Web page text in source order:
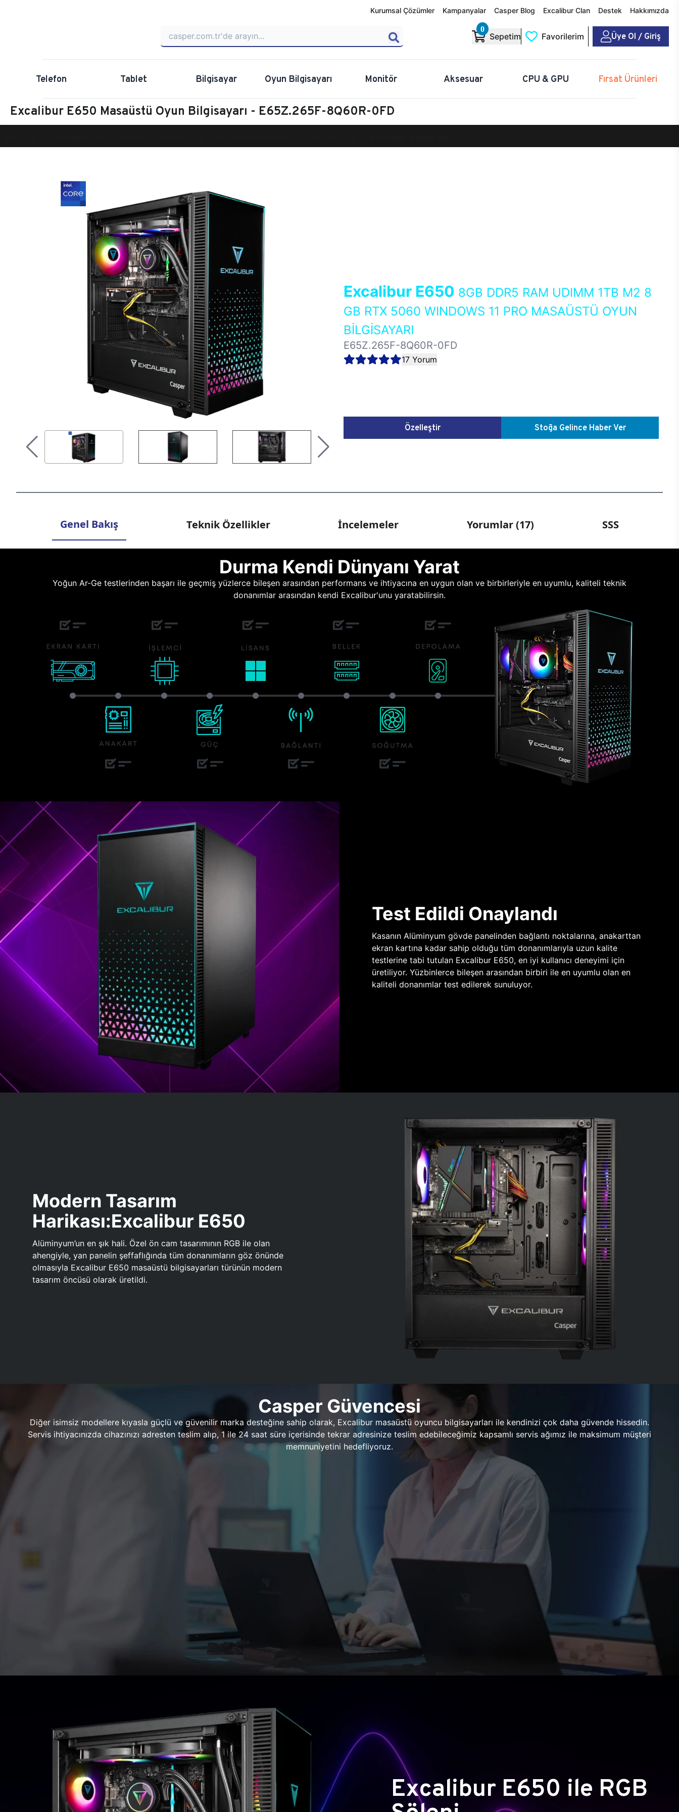
Kurumsal Çözümler Kampanyalar Casper Blog Excalibur Clan Destek Hakkımızda
0
Sepetim Favorilerim Üye Ol / Giriş
Telefon Tablet Bilgisayar Oyun Bilgisayarı Monitör Aksesuar CPU & GPU Fırsat Ürünleri
Excalibur E650 Masaüstü Oyun Bilgisayarı - E65Z.265F-8Q60R-0FD
Excalibur E650 8GB DDR5 RAM UDIMM 1TB M2 8
GB RTX 5060 WINDOWS 11 PRO MASAÜSTÜ OYUN
BİLGİSAYARI
E65Z.265F-8Q60R-0FD
17 Yorum
Özelleştir Stoğa Gelince Haber Ver
Genel Bakış Teknik Özellikler İncelemeler Yorumlar (17) SSS
Durma Kendi Dünyanı Yarat
Yoğun Ar-Ge testlerinden başarı ile geçmiş yüzlerce bileşen arasından performans ve ihtiyacına en uygun olan ve birbirleriyle en uyumlu, kaliteli teknik
donanımlar arasından kendi Excalibur'unu yaratabilirsin.
Test Edildi Onaylandı
Kasanın Alüminyum gövde panelinden bağlantı noktalarına, anakarttan
ekran kartına kadar sahip olduğu tüm donanımlarıyla uzun kalite
testlerine tabi tutulan Excalibur E650, en iyi kullanıcı deneyimi için
üretiliyor. Yüzbinlerce bileşen arasından birbiri ile en uyumlu olan en
kaliteli donanımlar test edilerek sunuluyor.
Modern Tasarım
Harikası:Excalibur E650
Alüminyum’un en şık hali. Özel ön cam tasarımının RGB ile olan
ahengiyle, yan panelin şeffaflığında tüm donanımların göz önünde
olmasıyla Excalibur E650 masaüstü bilgisayarları türünün modern
tasarım öncüsü olarak üretildi.
Casper Güvencesi
Diğer isimsiz modellere kıyasla güçlü ve güvenilir marka desteğine sahip olarak, Excalibur masaüstü oyuncu bilgisayarları ile kendinizi çok daha güvende hissedin.
Servis ihtiyacınızda cihazınızı adresten teslim alıp, 1 ile 24 saat süre içerisinde tekrar adresinize teslim edebileceğimiz kapsamlı servis ağımız ile maksimum müşteri
memnuniyetini hedefliyoruz.
Excalibur E650 ile RGB